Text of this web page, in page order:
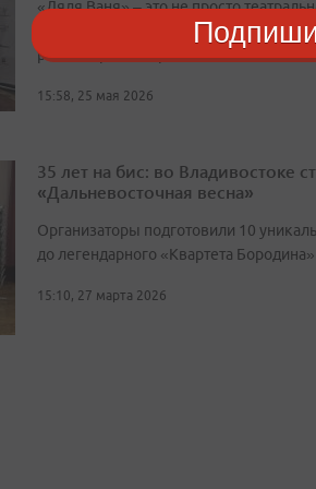
«Дядя Ваня» – это не просто
погружение в мир Антона Чехова,
режиссером Андреем Кончаловским
15:58, 25 мая 2026
35 лет на бис: во Владивостоке
«Дальневосточная весна»
Организаторы подготовили 10
до легендарного «Квартета Бородина»
15:10, 27 марта 2026